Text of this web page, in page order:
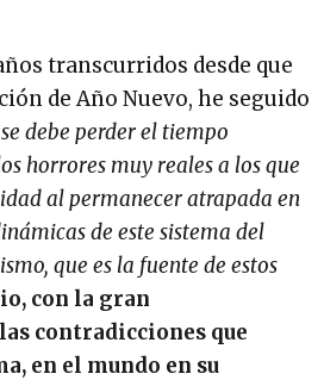
transcurridos desde que
de Año Nuevo, he seguido
debe perder el tiempo
horrores muy reales a los que
al permanecer atrapada en
de este sistema del
que es la fuente de estos
con la gran
contradicciones que
en el mundo en su